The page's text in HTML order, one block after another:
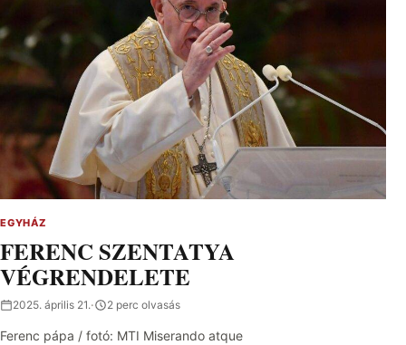
EGYHÁZ
FERENC SZENTATYA
VÉGRENDELETE
2025. április 21.· 2 perc olvasás
Ferenc pápa / fotó: MTI Miserando atque